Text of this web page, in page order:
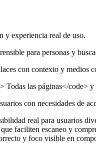
y experiencia real de uso.
para personas y
con contexto y medios
Todas las páginas</code>
con necesidades de
real para usuarios
faciliten escaneo y
y foco visible en